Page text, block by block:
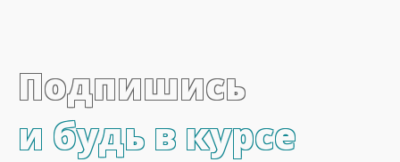
Подпишись
и будь в курсе